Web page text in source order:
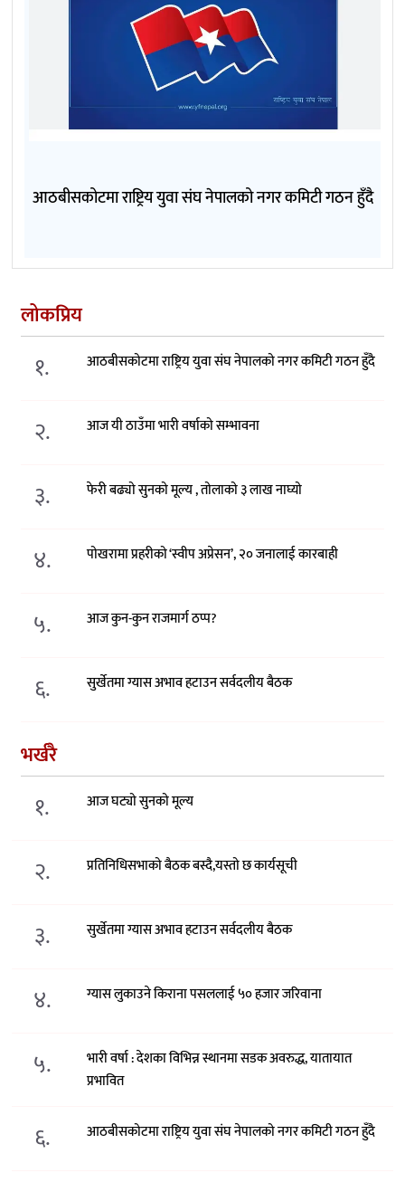
आठबीसकोटमा राष्ट्रिय युवा संघ नेपालको नगर कमिटी गठन हुँदै
लोकप्रिय
१. आठबीसकोटमा राष्ट्रिय युवा संघ नेपालको नगर कमिटी गठन हुँदै
२. आज यी ठाउँमा भारी वर्षाको सम्भावना
३. फेरी बढ्यो सुनको मूल्य , तोलाको ३ लाख नाघ्यो
४. पोखरामा प्रहरीको ‘स्वीप अप्रेसन’, २० जनालाई कारबाही
५. आज कुन-कुन राजमार्ग ठप्प?
६. सुर्खेतमा ग्यास अभाव हटाउन सर्वदलीय बैठक
भर्खरै
१. आज घट्यो सुनको मूल्य
२. प्रतिनिधिसभाको बैठक बस्दै,यस्तो छ कार्यसूची
३. सुर्खेतमा ग्यास अभाव हटाउन सर्वदलीय बैठक
४. ग्यास लुकाउने किराना पसललाई ५० हजार जरिवाना
५.
भारी वर्षा : देशका विभिन्न स्थानमा सडक अवरुद्ध, यातायात
प्रभावित
६. आठबीसकोटमा राष्ट्रिय युवा संघ नेपालको नगर कमिटी गठन हुँदै